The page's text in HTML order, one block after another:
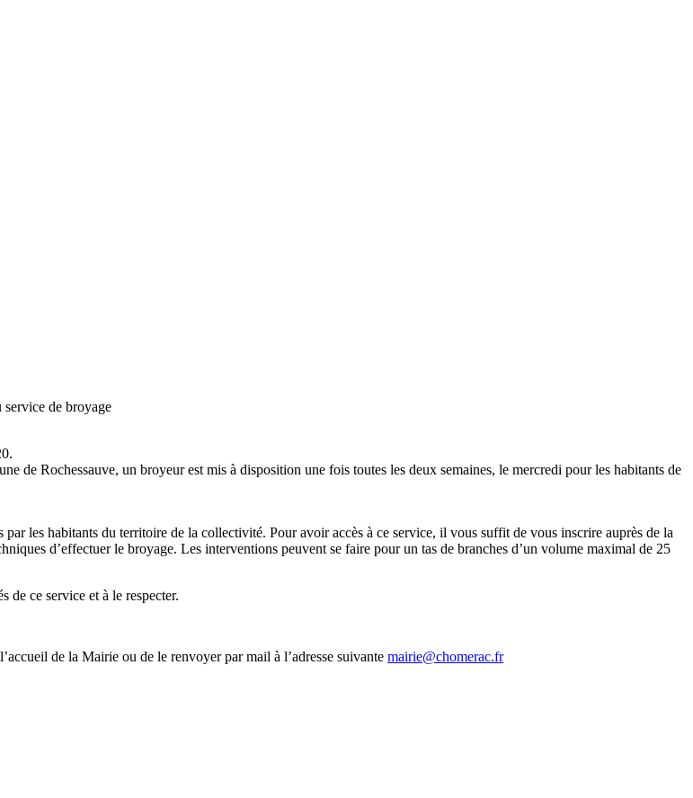
de broyage
de Rochessauve, un broyeur est mis à disposition une fois toutes les deux semaines, le mercredi pour les habitants de
par les habitants du territoire de la collectivité. Pour avoir accès à ce service, il vous suffit de vous inscrire auprès de la
d’effectuer le broyage. Les interventions peuvent se faire pour un tas de branches d’un volume maximal de 25
de ce service et à le respecter.
de la Mairie ou de le renvoyer par mail à l’adresse suivante mairie@chomerac.fr